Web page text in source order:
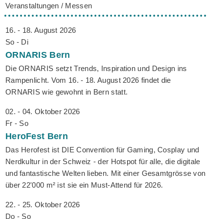
Veranstaltungen / Messen
16. - 18. August 2026
So - Di
ORNARIS Bern
Die ORNARIS setzt Trends, Inspiration und Design ins
Rampenlicht. Vom 16. - 18. August 2026 findet die
ORNARIS wie gewohnt in Bern statt.
02. - 04. Oktober 2026
Fr - So
HeroFest Bern
Das Herofest ist DIE Convention für Gaming, Cosplay und
Nerdkultur in der Schweiz - der Hotspot für alle, die digitale
und fantastische Welten lieben. Mit einer Gesamtgrösse von
über 22'000 m² ist sie ein Must-Attend für 2026.
22. - 25. Oktober 2026
Do - So